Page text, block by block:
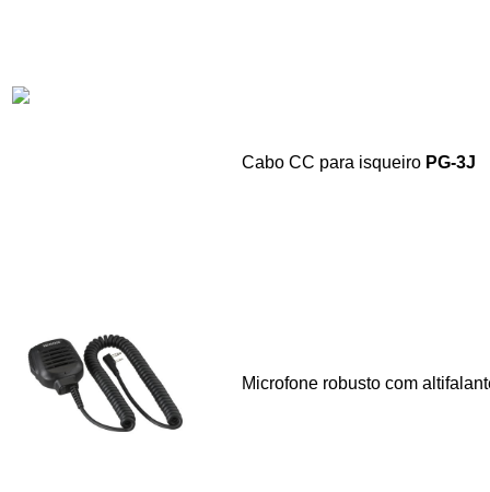
Cabo CC para isqueiro PG-3J
Microfone robusto com